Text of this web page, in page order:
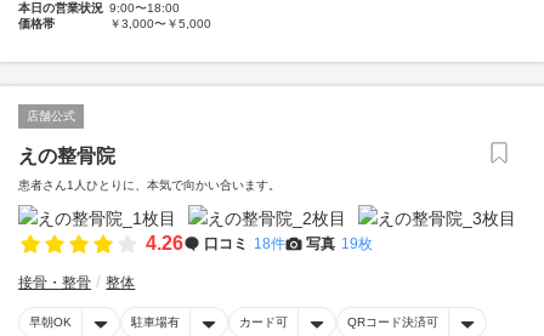
本日の営業状況 9:00〜18:00
価格帯
￥3,000〜￥5,000
店舗公式
えの整骨院
患者さん1人ひとりに、本気で向かい合います。
4.26 口コミ 18件 写真 19枚
接骨・整骨 整体
早朝OK 駐車場有 カード可 QRコード決済可